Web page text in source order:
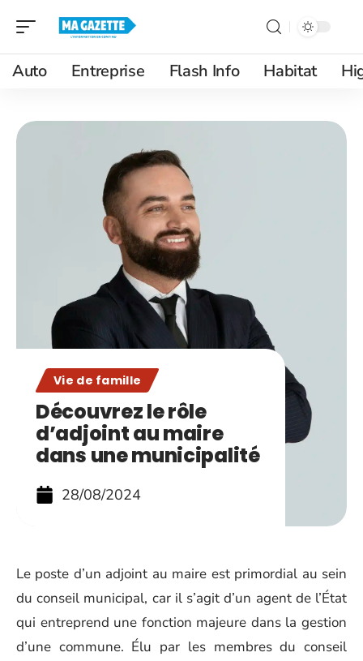
Auto Entreprise Flash Info Habitat
Vie de famille
Découvrez le rôle
d’adjoint au maire
dans une municipalité
28/08/2024
Le poste d’un adjoint au maire est primordial au sein
du conseil municipal, car il s’agit d’un agent de l’État
qui entreprend une fonction majeure dans la gestion
d’une commune. Élu par les membres du conseil